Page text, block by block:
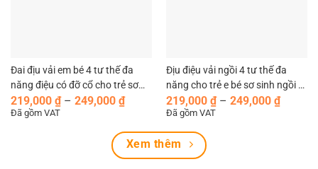
Đai địu vải em bé 4 tư thế đa
năng điệu có đỡ cổ cho trẻ sơ
sinh ngồi đi xe máy MySun.
219,000 ₫ – 249,000 ₫Khoảng
giá:
219,000 ₫
đến
249,000 ₫
Đã gồm VAT
Địu điệu vải ngồi 4 tư thế đa
năng cho trẻ e bé sơ sinh ngồi đi
xe máy MySun
219,000 ₫ – 249,000 ₫Khoảng
giá:
Đã gồm VAT
Xem thêm